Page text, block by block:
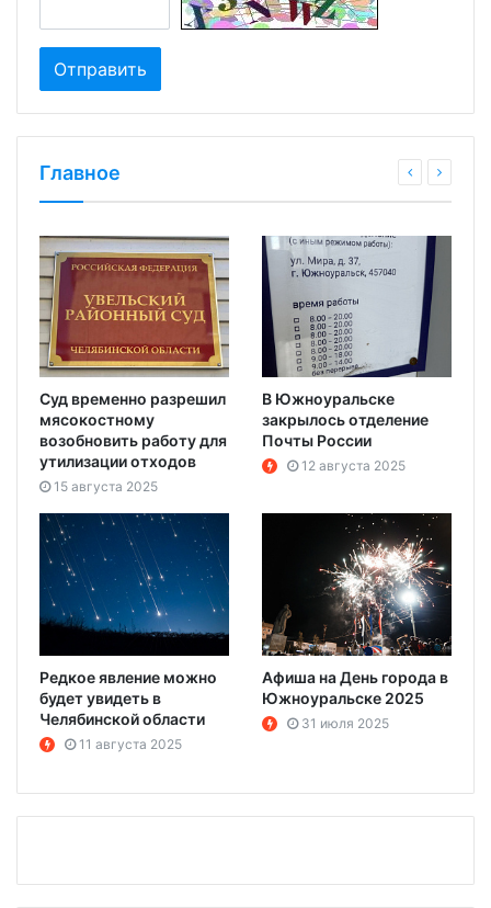
Главное
Суд временно разрешил
мясокостному
возобновить работу для
утилизации отходов
15 августа 2025
В Южноуральске
закрылось отделение
Почты России
12 августа 2025
Редкое явление можно
будет увидеть в
Челябинской области
11 августа 2025
Афиша на День города в
Южноуральске 2025
31 июля 2025